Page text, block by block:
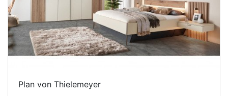
Plan von Thielemeyer